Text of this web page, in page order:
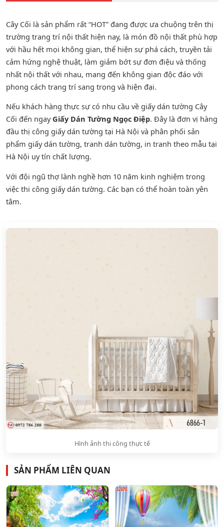
Cây Cối là sản phẩm rất “HOT” đang được ưa chuộng trên thị
trường trang trí nội thất hiện nay, là món đồ nội thất phù hợp
với hầu hết mọi không gian, thể hiện sự phá cách, truyền tải
cảm hứng nghệ thuật, làm giảm bớt sự đơn điệu và thống
nhất nội thất với nhau, mang đến không gian độc đáo với
phong cách trang trí sang trọng và hiện đại.
Nếu khách hàng thực sự có nhu cầu về giấy dán tường Cây
Cối đến ngayGiấy Dán Tường Ngọc Điệp. Đây là đơn vị hàng
đầu thị công giấy dán tường tại Hà Nội và phân phối sản
phẩm giấy dán tường, tranh dán tường, in tranh theo mẫu tại
Hà Nội uy tín chất lượng.
Với đội ngũ thợ lành nghề hơn 10 năm kinh nghiệm trong
việc thi công giấy dán tường. Các bạn có thể hoàn toàn yên
tâm.
Hình ảnh thi công thực tế
SẢN PHẨM LIÊN QUAN